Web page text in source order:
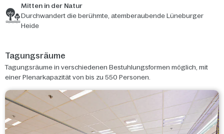
Mitten in der Natur
Durchwandert die berühmte, atemberaubende Lüneburger
Heide
Tagungsräume
Tagungsräume in verschiedenen Bestuhlungsformen möglich, mit
einer Plenarkapazität von bis zu 550 Personen.